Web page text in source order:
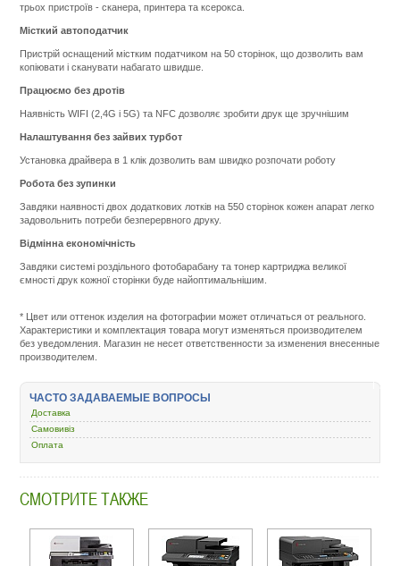
трьох пристроїв - сканера, принтера та ксерокса.
Місткий автоподатчик
Пристрій оснащений містким податчиком на 50 сторінок, що дозволить вам
копіювати і сканувати набагато швидше.
Працюємо без дротів
Наявність WIFI (2,4G і 5G) та NFC дозволяє зробити друк ще зручнішим
Налаштування без зайвих турбот
Установка драйвера в 1 клік дозволить вам швидко розпочати роботу
Робота без зупинки
Завдяки наявності двох додаткових лотків на 550 сторінок кожен апарат легко
задовольнить потреби безперервного друку.
Відмінна економічність
Завдяки системі роздільного фотобарабану та тонер картриджа великої
ємності друк кожної сторінки буде найоптимальнішим.
orgtehnika/1290-
printer-
i-
* Цвет или оттенок изделия на фотографии может отличаться от реального.
Характеристики и комплектация товара могут изменяться производителем
без уведомления. Магазин не несет ответственности за изменения внесенные
производителем.
ЧАСТО ЗАДАВАЕМЫЕ ВОПРОСЫ
Доставка
Самовивіз
Оплата
СМОТРИТЕ ТАКЖЕ